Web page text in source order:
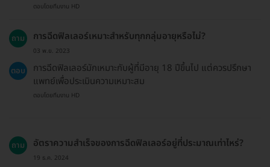
ตอบโดยทีมงาน HD
ถาม การฉีดฟิลเลอร์เหมาะสำหรับทุกกลุ่มอายุหรือไม่?
03 พ.ย. 2023
ตอบ
การฉีดฟิลเลอร์มักเหมาะกับผู้ที่มีอายุ 18 ปีขึ้นไป แต่ควรปรึกษา
แพทย์เพื่อประเมินความเหมาะสม
ตอบโดยทีมงาน HD
ถาม อัตราความสำเร็จของการฉีดฟิลเลอร์อยู่ที่ประมาณเท่าไหร่?
19 ธ.ค. 2024